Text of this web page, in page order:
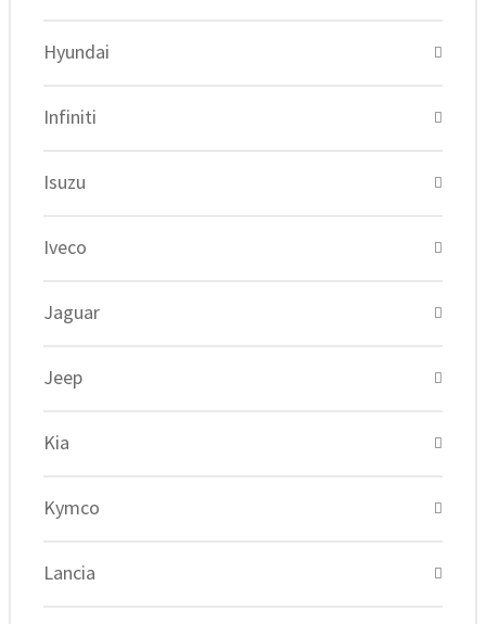
Hyundai
Infiniti
Isuzu
Iveco
Jaguar
Jeep
Kia
Kymco
Lancia